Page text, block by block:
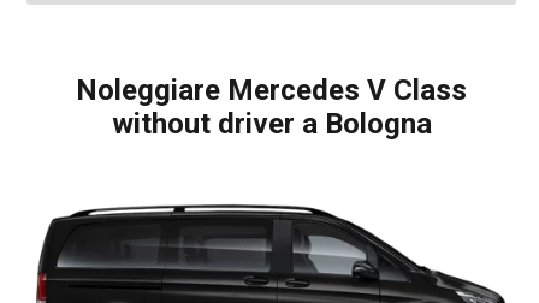
Noleggiare Mercedes V Class
without driver a Bologna